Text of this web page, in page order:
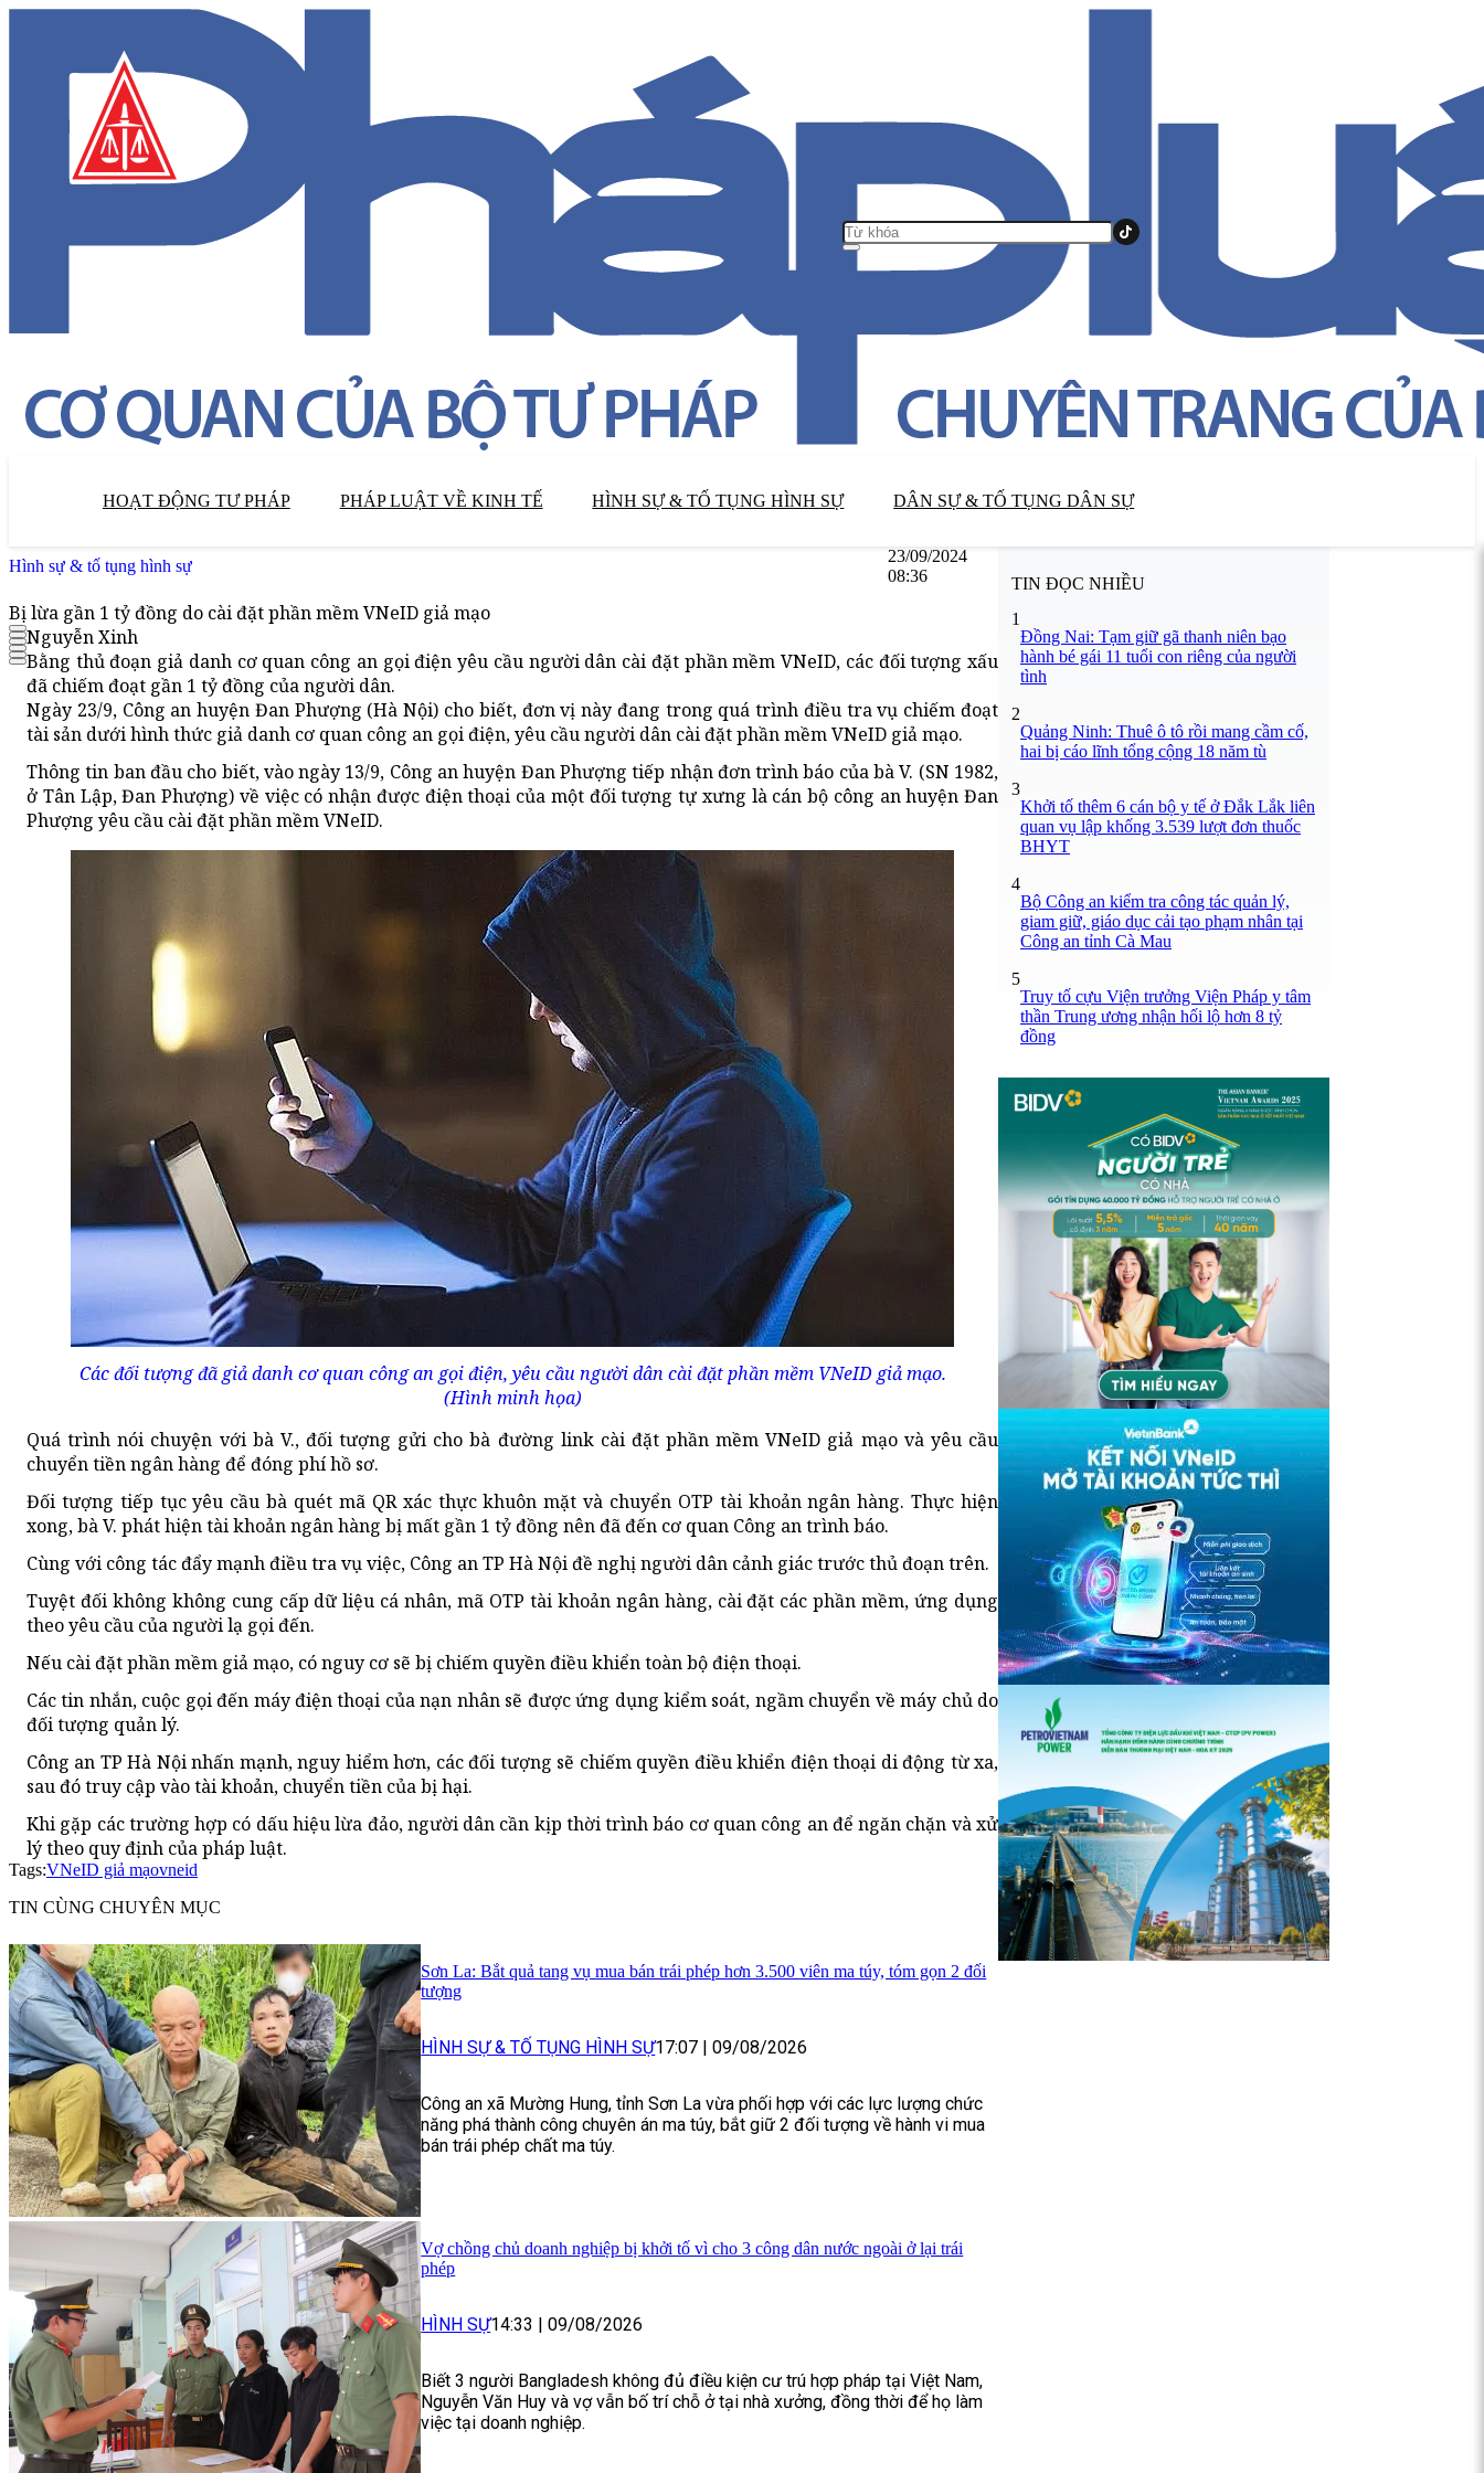
HOẠT ĐỘNG TƯ PHÁP PHÁP LUẬT VỀ KINH TẾ HÌNH SỰ & TỐ TỤNG HÌNH SỰ DÂN SỰ & TỐ TỤNG DÂN SỰ
Hình sự & tố tụng hình sự
23/09/2024
08:36
Bị lừa gần 1 tỷ đồng do cài đặt phần mềm VNeID giả mạo
Nguyễn Xinh
Bằng thủ đoạn giả danh cơ quan công an gọi điện yêu cầu người dân cài đặt phần mềm VNeID, các đối tượng xấu
đã chiếm đoạt gần 1 tỷ đồng của người dân.
Ngày 23/9, Công an huyện Đan Phượng (Hà Nội) cho biết, đơn vị này đang trong quá trình điều tra vụ chiếm đoạt
tài sản dưới hình thức giả danh cơ quan công an gọi điện, yêu cầu người dân cài đặt phần mềm VNeID giả mạo.
Thông tin ban đầu cho biết, vào ngày 13/9, Công an huyện Đan Phượng tiếp nhận đơn trình báo của bà V. (SN 1982,
ở Tân Lập, Đan Phượng) về việc có nhận được điện thoại của một đối tượng tự xưng là cán bộ công an huyện Đan
Phượng yêu cầu cài đặt phần mềm VNeID.
Các đối tượng đã giả danh cơ quan công an gọi điện, yêu cầu người dân cài đặt phần mềm VNeID giả mạo.
(Hình minh họa)
Quá trình nói chuyện với bà V., đối tượng gửi cho bà đường link cài đặt phần mềm VNeID giả mạo và yêu cầu
chuyển tiền ngân hàng để đóng phí hồ sơ.
Đối tượng tiếp tục yêu cầu bà quét mã QR xác thực khuôn mặt và chuyển OTP tài khoản ngân hàng. Thực hiện
xong, bà V. phát hiện tài khoản ngân hàng bị mất gần 1 tỷ đồng nên đã đến cơ quan Công an trình báo.
Cùng với công tác đẩy mạnh điều tra vụ việc, Công an TP Hà Nội đề nghị người dân cảnh giác trước thủ đoạn trên.
Tuyệt đối không không cung cấp dữ liệu cá nhân, mã OTP tài khoản ngân hàng, cài đặt các phần mềm, ứng dụng
theo yêu cầu của người lạ gọi đến.
Nếu cài đặt phần mềm giả mạo, có nguy cơ sẽ bị chiếm quyền điều khiển toàn bộ điện thoại.
Các tin nhắn, cuộc gọi đến máy điện thoại của nạn nhân sẽ được ứng dụng kiểm soát, ngầm chuyển về máy chủ do
đối tượng quản lý.
Công an TP Hà Nội nhấn mạnh, nguy hiểm hơn, các đối tượng sẽ chiếm quyền điều khiển điện thoại di động từ xa,
sau đó truy cập vào tài khoản, chuyển tiền của bị hại.
Khi gặp các trường hợp có dấu hiệu lừa đảo, người dân cần kịp thời trình báo cơ quan công an để ngăn chặn và xử
lý theo quy định của pháp luật.
Tags:VNeID giả mạovneid
TIN CÙNG CHUYÊN MỤC
Sơn La: Bắt quả tang vụ mua bán trái phép hơn 3.500 viên ma túy, tóm gọn 2 đối
tượng
HÌNH SỰ & TỐ TỤNG HÌNH SỰ17:07 09/08/2026
Công an xã Mường Hung, tỉnh Sơn La vừa phối hợp với các lực lượng chức
năng phá thành công chuyên án ma túy, bắt giữ 2 đối tượng về hành vi mua
bán trái phép chất ma túy.
Vợ chồng chủ doanh nghiệp bị khởi tố vì cho 3 công dân nước ngoài ở lại trái
phép
HÌNH SỰ14:33 09/08/2026
Biết 3 người Bangladesh không đủ điều kiện cư trú hợp pháp tại Việt Nam,
Nguyễn Văn Huy và vợ vẫn bố trí chỗ ở tại nhà xưởng, đồng thời để họ làm
việc tại doanh nghiệp.
TIN ĐỌC NHIỀU
1
Đồng Nai: Tạm giữ gã thanh niên bạo
hành bé gái 11 tuổi con riêng của người
tình
2
Quảng Ninh: Thuê ô tô rồi mang cầm cố,
hai bị cáo lĩnh tổng cộng 18 năm tù
3
Khởi tố thêm 6 cán bộ y tế ở Đắk Lắk liên
quan vụ lập khống 3.539 lượt đơn thuốc
BHYT
4
Bộ Công an kiểm tra công tác quản lý,
giam giữ, giáo dục cải tạo phạm nhân tại
Công an tỉnh Cà Mau
5
Truy tố cựu Viện trưởng Viện Pháp y tâm
thần Trung ương nhận hối lộ hơn 8 tỷ
đồng